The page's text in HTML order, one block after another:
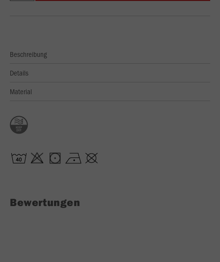
Beschreibung
Details
Material
Bewertungen